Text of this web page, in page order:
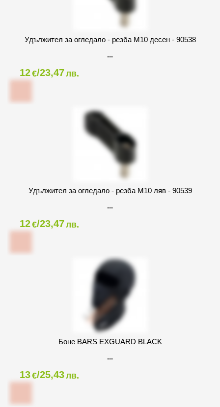
Удължител за огледало - резба M10 десен - 90538
12€/23,47лв.
Удължител за огледало - резба M10 ляв - 90539
12€/23,47лв.
Боне BARS EXGUARD BLACK
13€/25,43лв.